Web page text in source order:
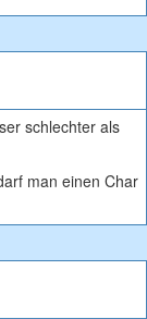
schlechter als
man einen Char